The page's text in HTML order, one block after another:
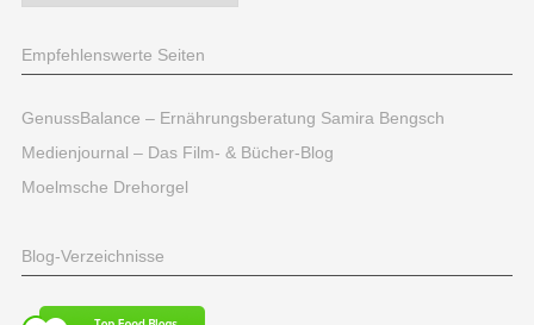
Empfehlenswerte Seiten
GenussBalance – Ernährungsberatung Samira Bengsch
Medienjournal – Das Film- & Bücher-Blog
Moelmsche Drehorgel
Blog-Verzeichnisse